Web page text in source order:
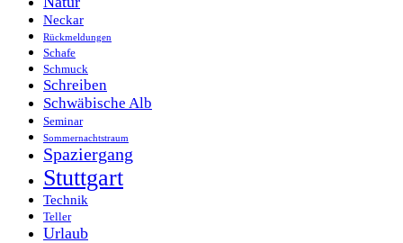
Neckar
Rückmeldungen
Schafe
Schmuck
Schreiben
Schwäbische Alb
Seminar
Sommernachtstraum
Spaziergang
Stuttgart
Technik
Teller
Urlaub